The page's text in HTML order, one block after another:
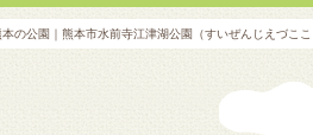
の公園｜熊本市水前寺江津湖公園（すいぜんじえづここ